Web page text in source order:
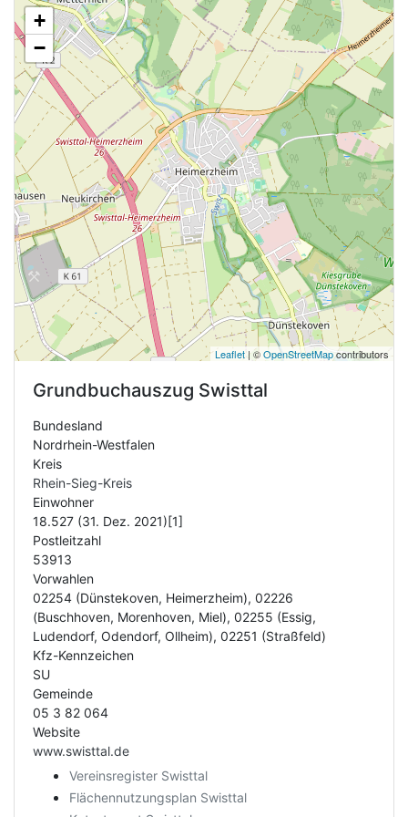
+
−
Leaflet | ©OpenStreetMapcontributors
Grundbuchauszug Swisttal
Bundesland
Nordrhein-Westfalen
Kreis
Rhein-Sieg-Kreis
Einwohner
18.527 (31. Dez. 2021)[1]
Postleitzahl
53913
Vorwahlen
02254 (Dünstekoven, Heimerzheim), 02226
(Buschhoven, Morenhoven, Miel), 02255 (Essig,
Ludendorf, Odendorf, Ollheim), 02251 (Straßfeld)
Kfz-Kennzeichen
SU
Gemeinde
05 3 82 064
Website
www.swisttal.de
Vereinsregister Swisttal
Flächennutzungsplan Swisttal